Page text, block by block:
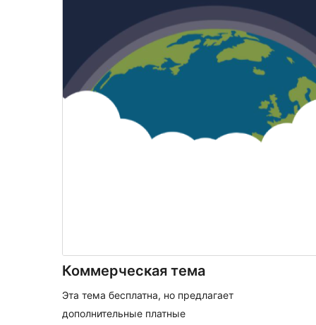
Коммерческая тема
Эта тема бесплатна, но предлагает
дополнительные платные